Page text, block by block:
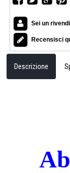
Sei un
Recensisci
Descrizione